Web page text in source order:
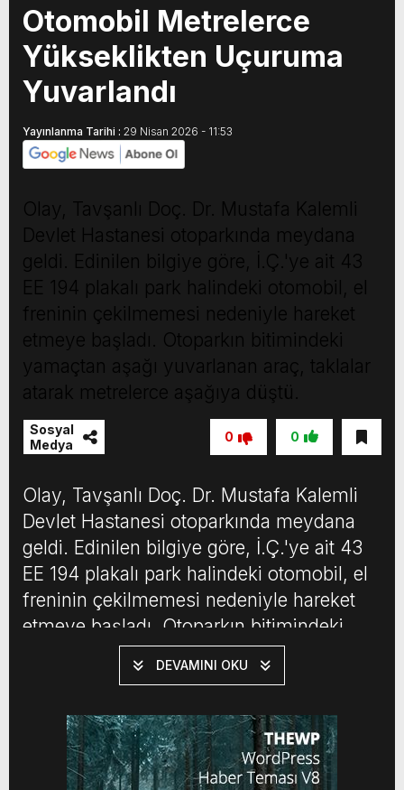
Otomobil Metrelerce
Yükseklikten Uçuruma
Yuvarlandı
Yayınlanma Tarihi : 29 Nisan 2026 - 11:53
Olay, Tavşanlı Doç. Dr. Mustafa Kalemli
Devlet Hastanesi otoparkında meydana
geldi. Edinilen bilgiye göre, İ.Ç.'ye ait 43
EE 194 plakalı park halindeki otomobil, el
freninin çekilmemesi nedeniyle hareket
etmeye başladı. Otoparkın bitimindeki
yamaçtan aşağı yuvarlanan araç, taklalar
atarak metrelerce aşağıya düştü.
Sosyal
Medya
0
0
Olay, Tavşanlı Doç. Dr. Mustafa Kalemli
Devlet Hastanesi otoparkında meydana
geldi. Edinilen bilgiye göre, İ.Ç.'ye ait 43
EE 194 plakalı park halindeki otomobil, el
freninin çekilmemesi nedeniyle hareket
etmeye başladı. Otoparkın bitimindeki
yamaçtan aşağı yuvarlanan araç, taklalar
atarak metrelerce aşağıya düştü.
DEVAMINI OKU